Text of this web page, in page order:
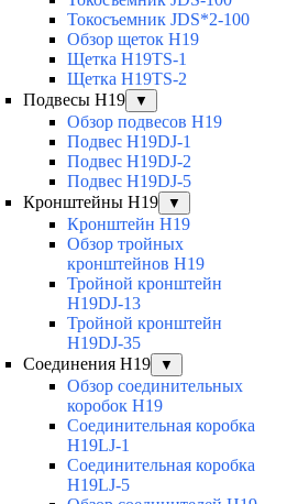
Токосъемник JDS*2-100
Обзор щеток H19
Щетка H19TS-1
Щетка H19TS-2
Подвесы H19
▼
Обзор подвесов H19
Подвес H19DJ-1
Подвес H19DJ-2
Подвес H19DJ-5
Кронштейны H19
▼
Кронштейн H19
Обзор тройных
кронштейнов H19
Тройной кронштейн
H19DJ-13
Тройной кронштейн
H19DJ-35
Соединения H19
▼
Обзор соединительных
коробок H19
Соединительная коробка
H19LJ-1
Соединительная коробка
H19LJ-5